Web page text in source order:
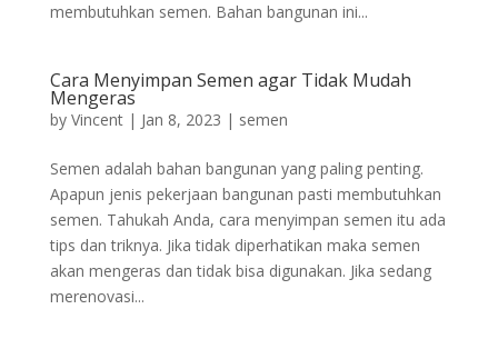
membutuhkan semen. Bahan bangunan ini...
Cara Menyimpan Semen agar Tidak Mudah
Mengeras
by Vincent| Jan 8, 2023 | semen
Semen adalah bahan bangunan yang paling penting.
Apapun jenis pekerjaan bangunan pasti membutuhkan
semen. Tahukah Anda, cara menyimpan semen itu ada
tips dan triknya. Jika tidak diperhatikan maka semen
akan mengeras dan tidak bisa digunakan. Jika sedang
merenovasi...